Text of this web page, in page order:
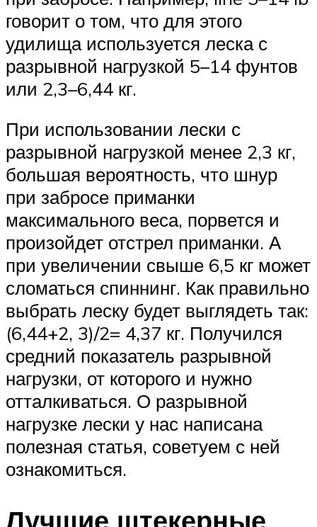
говорит о том, что для этого
удилища используется леска с
разрывной нагрузкой 5–14 фунтов
или 2,3–6,44 кг.
При использовании лески с
разрывной нагрузкой менее 2,3 кг,
большая вероятность, что шнур
при забросе приманки
максимального веса, порвется и
произойдет отстрел приманки. А
при увеличении свыше 6,5 кг может
сломаться спиннинг. Как правильно
выбрать леску будет выглядеть так:
(6,44+2, 3)/2= 4,37 кг. Получился
средний показатель разрывной
нагрузки, от которого и нужно
отталкиваться. О разрывной
нагрузке лески у нас написана
полезная статья, советуем с ней
ознакомиться.